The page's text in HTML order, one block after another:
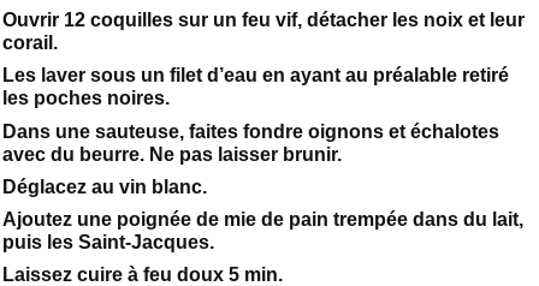
Ouvrir 12 coquilles sur un feu vif, détacher les noix et leur
corail.
Les laver sous un filet d’eau en ayant au préalable retiré
les poches noires.
Dans une sauteuse, faites fondre oignons et échalotes
avec du beurre. Ne pas laisser brunir.
Déglacez au vin blanc.
Ajoutez une poignée de mie de pain trempée dans du lait,
puis les Saint-Jacques.
Laissez cuire à feu doux 5 min.